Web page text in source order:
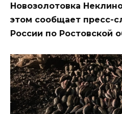
Новозолотовка
этом сообщает пресс-
России по Ростовской